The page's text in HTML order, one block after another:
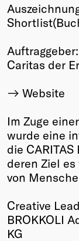
Winners
2026
Annual
Auftraggeber:
Caritas der
Website
Im Zuge
wurde eine
die
deren Ziel
von
Creative
BROKKOLI
KG